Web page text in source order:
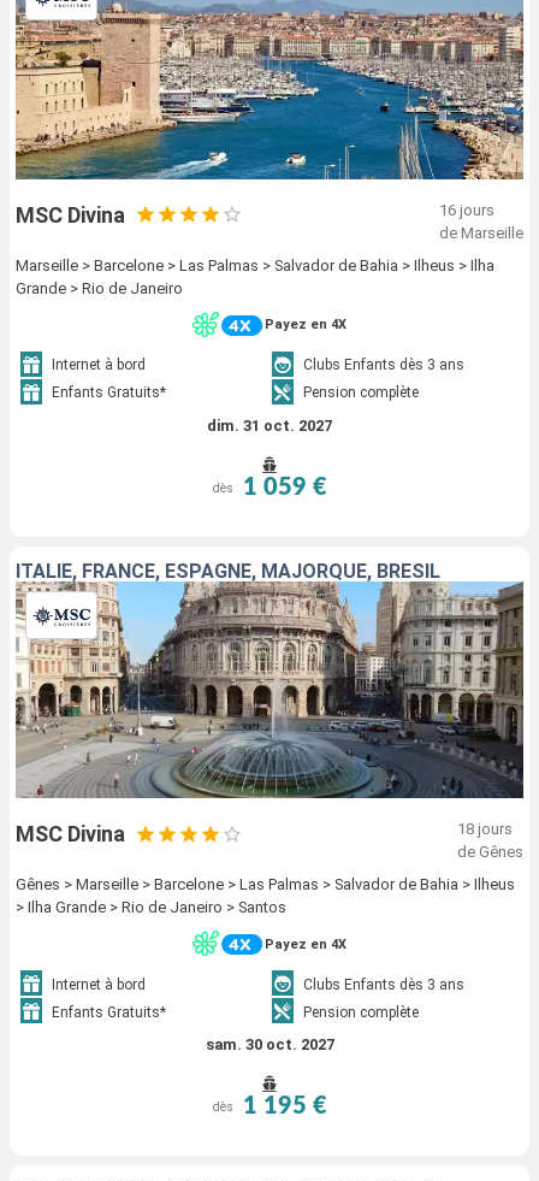
MSC Divina
16 jours
de Marseille
Marseille > Barcelone > Las Palmas > Salvador de Bahia > Ilheus > Ilha
Grande > Rio de Janeiro
Payez en 4X
Internet à bord
Clubs Enfants dès 3 ans
Enfants Gratuits*
Pension complète
dim. 31 oct. 2027
dès 1 059 €
ITALIE, FRANCE, ESPAGNE, MAJORQUE, BRÉSIL
MSC Divina
18 jours
de Gênes
Gênes > Marseille > Barcelone > Las Palmas > Salvador de Bahia > Ilheus
> Ilha Grande > Rio de Janeiro > Santos
Payez en 4X
Internet à bord
Clubs Enfants dès 3 ans
Enfants Gratuits*
Pension complète
sam. 30 oct. 2027
dès 1 195 €